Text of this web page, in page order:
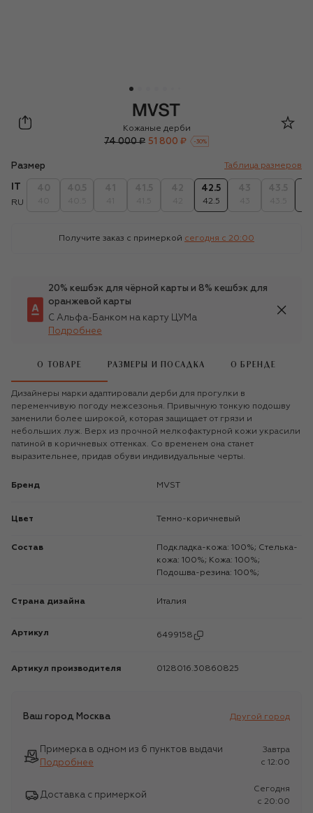
MVST
Кожаные дерби
74 000 ₽ 51 800 ₽ -30%
Размер Таблица размеров
RU
42.5
42.5
Получите заказ с примеркой сегодня c 20:00
20% кешбэк для чёрной карты и 8% кешбэк для
оранжевой карты
С Альфа-Банком на карту ЦУМа
Подробнее
О ТОВАРЕ РАЗМЕРЫ И ПОСАДКА О БРЕНДЕ
Дизайнеры марки адаптировали дерби для прогулки в
переменчивую погоду межсезонья. Привычную тонкую подошву
заменили более широкой, которая защищает от грязи и
небольших луж. Верх из прочной мелкофактурной кожи украсили
патиной в коричневых оттенках. Со временем она станет
выразительнее, придав обуви индивидуальные черты.
Бренд MVST
Цвет Темно-коричневый
Состав
Подкладка-кожа: 100%; Стелька-
кожа: 100%; Кожа: 100%;
Подошва-резина: 100%;
Страна дизайна Италия
Артикул 6499158
Артикул производителя 0128016.30860825
Ваш город Москва Другой город
Примерка в одном из 6 пунктов выдачи
Подробнее
Завтра
c 12:00
Доставка с примеркой
Сегодня
c 20:00